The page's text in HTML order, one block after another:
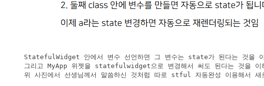
StatefulWidget 안에서 변수 선언하면 그 변수는 state가 된다는 것을 이
그리고 MyApp 위젯을 statefulwidget으로 변경해서 써도 된다는 것을 이
위 사진에서 선생님께서 말씀하신 것처럼 따로 stful 자동완성 이용해서 새